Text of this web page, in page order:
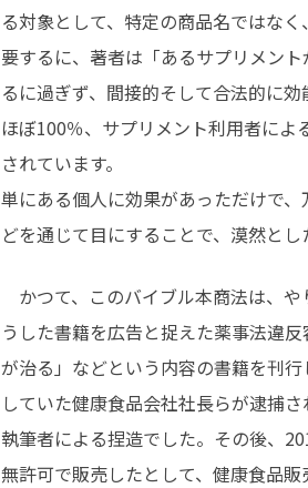
る対象として、特定の商品名ではな
要するに、著者は「あるサプリメン
るに過ぎず、間接的そして合法的に
ほぼ100％、サプリメント利用者に
されています。
単にある個人に効果があっただけで
どを通じて目にすることで、漠然と
かつて、このバイブル本商法は、
うした書籍を広告と捉えた薬事法違
が治る」などという内容の書籍を刊
していた健康食品会社社長らが逮捕
執筆者による捏造でした。その後、
無許可で販売したとして、健康食品